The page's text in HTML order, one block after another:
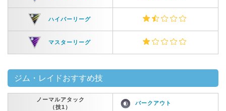
ハイパーリーグ
マスターリーグ
ジム・レイドおすすめ技
ノーマルアタック
（技1）
バークアウト